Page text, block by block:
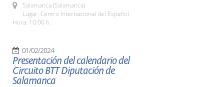
Salamanca (Salamanca)
Lugar: Centro Internacional del Español
Hora: 10:00 h.
01/02/2024
Presentación del calendario del
Circuito BTT Diputación de
Salamanca